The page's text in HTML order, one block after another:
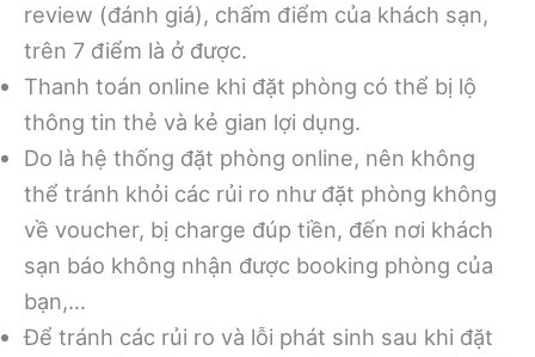
review (đánh giá), chấm điểm của khách sạn,
trên 7 điểm là ở được.
Thanh toán online khi đặt phòng có thể bị lộ
thông tin thẻ và kẻ gian lợi dụng.
Do là hệ thống đặt phòng online, nên không
thể tránh khỏi các rủi ro như đặt phòng không
về voucher, bị charge đúp tiền, đến nơi khách
sạn báo không nhận được booking phòng của
bạn,…
Để tránh các rủi ro và lỗi phát sinh sau khi đặt